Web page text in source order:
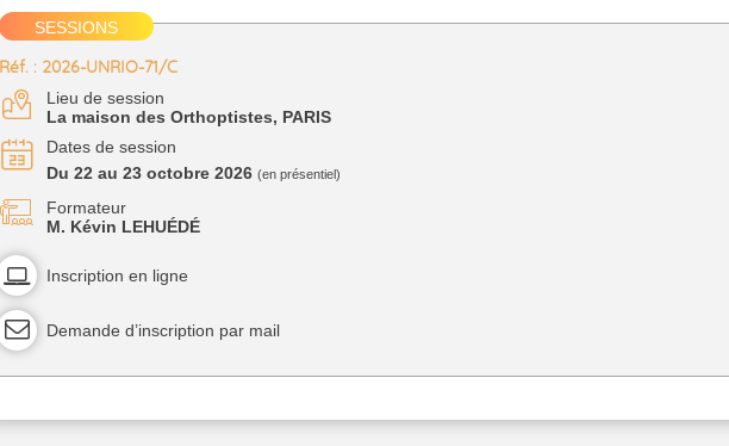
SESSIONS
Réf. : 2026-UNRIO-71/C
Lieu de session
La maison des Orthoptistes, PARIS
Dates de session
Du 22 au 23 octobre 2026 (en présentiel)
Formateur
M. Kévin LEHUÉDÉ
Inscription en ligne
Demande d’inscription par mail